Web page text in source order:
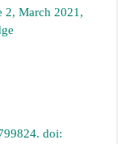
2, March 2021,
doi: